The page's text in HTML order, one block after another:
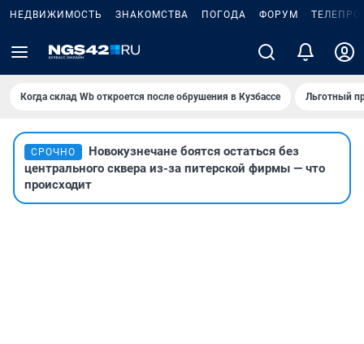
НЕДВИЖИМОСТЬ ЗНАКОМСТВА ПОГОДА ФОРУМ
Когда склад Wb откроется после обрушения в Кузбассе Льготный
СРОЧНО
Новокузнечане боятся остаться без
центрального сквера из-за питерской фирмы — что
происходит